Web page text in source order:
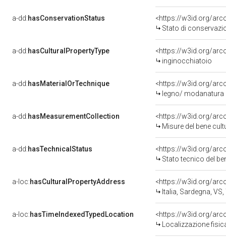
a-dd:hasConservationStatus
<https://w3id.org/
Stato di
a-dd:hasCulturalPropertyType
<https://w3id.org/
inginocchiatoio
a-dd:hasMaterialOrTechnique
<https://w3id.org/
legno/ modanatura
a-dd:hasMeasurementCollection
<https://w3id.org/
Misure del bene
a-dd:hasTechnicalStatus
<https://w3id.org/
Stato tecnico del
a-loc:hasCulturalPropertyAddress
<https://w3id.org/
Italia, Sardegna, VS,
a-loc:hasTimeIndexedTypedLocation
<https://w3id.org/
Localizzazione